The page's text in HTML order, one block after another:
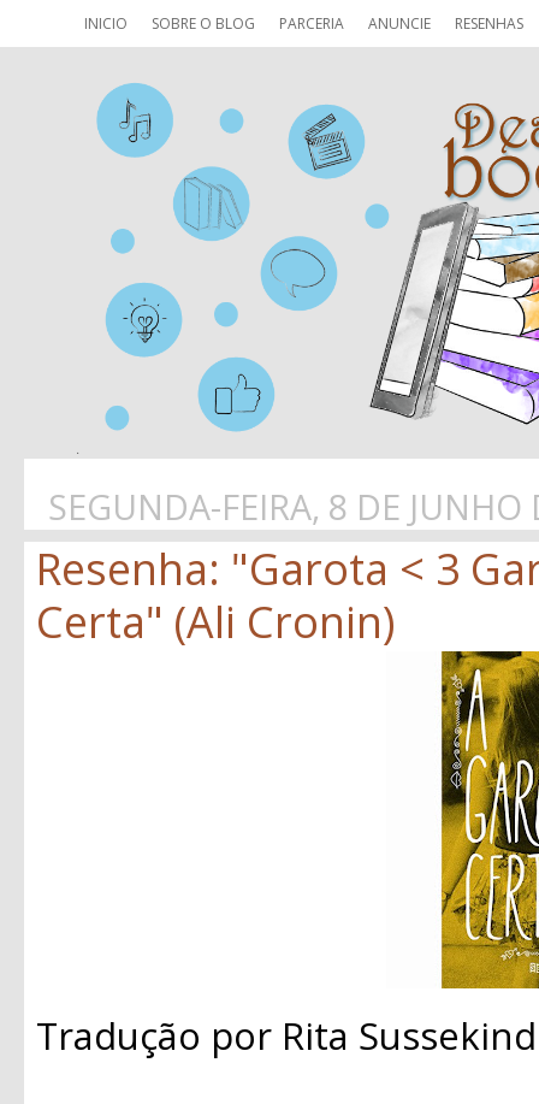
INICIO SOBRE O BLOG PARCERIA ANUNCIE RESENHAS
SEGUNDA-FEIRA, 8 DE JUNHO
Resenha: "Garota < 3
Certa" (Ali Cronin)
Tradução por Rita Sussekind